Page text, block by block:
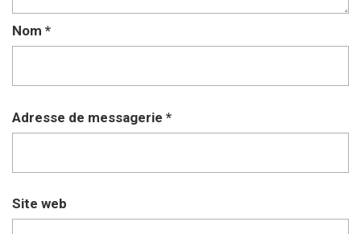
Nom *
Adresse de messagerie *
Site web